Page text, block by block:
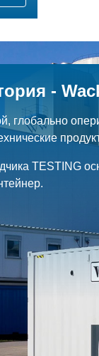
-
глобально
TESTING